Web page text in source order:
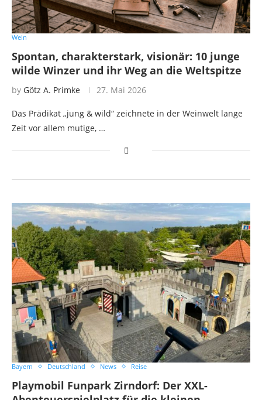
Wein
Spontan, charakterstark, visionär: 10 junge
wilde Winzer und ihr Weg an die Weltspitze
by Götz A. Primke 27. Mai 2026
Das Prädikat „jung & wild“ zeichnete in der Weinwelt lange
Zeit vor allem mutige, …
Bayern Deutschland News Reise
Playmobil Funpark Zirndorf: Der XXL-